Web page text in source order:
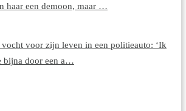
haar een demoon, maar …
voor zijn leven in een politieauto: ‘Ik
bijna door een a…